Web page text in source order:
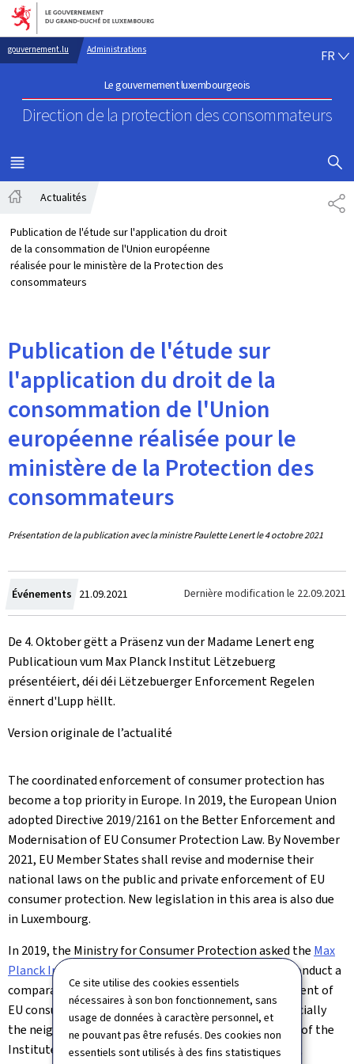
Ce site utilise des cookies essentiels
nécessaires à son bon fonctionnement, sans
usage de données à caractère personnel, et
ne pouvant pas être refusés. Des cookies non
essentiels sont utilisés à des fins statistiques
Aller au menu principal
Aller au contenu
gouvernement.lu Administrations
Le gouvernement luxembourgeois
Direction de la protection des consommateurs
FR
MENU
PRINCIPAL
Actualités
Publication de l'étude sur l'application du droit
de la consommation de l'Union européenne
réalisée pour le ministère de la Protection des
consommateurs
Publication de l'étude sur
l'application du droit de la
consommation de l'Union
européenne réalisée pour le
ministère de la Protection des
consommateurs
Présentation de la publication avec la ministre Paulette Lenert le 4 octobre 2021
Événements Crée
le
21.09.2021 Dernière modification le 22.09.2021
De 4. Oktober gëtt a Präsenz vun der Madame Lenert eng
Publicatioun vum Max Planck Institut Lëtzebuerg
présentéiert, déi déi Lëtzebuerger Enforcement Regelen
ënnert d'Lupp hëllt.
Version originale de l’actualité
The coordinated enforcement of consumer protection has
become a top priority in Europe. In 2019, the European Union
adopted Directive 2019/2161 on the Better Enforcement and
Modernisation of EU Consumer Protection Law. By November
2021, EU Member States shall revise and modernise their
national laws on the public and private enforcement of EU
consumer protection. New legislation in this area is also due
in Luxembourg.
In 2019, the Ministry for Consumer Protection asked the Max
Planck Institute Luxembourg for Procedural Law
to conduct a
comparative study on the private and public enforcement of
EU consumer law in different EU Member States, especially
the neighbour States of the Grand Duchy. Researchers of the
Institute elaborated a Study covering France, Belgium,